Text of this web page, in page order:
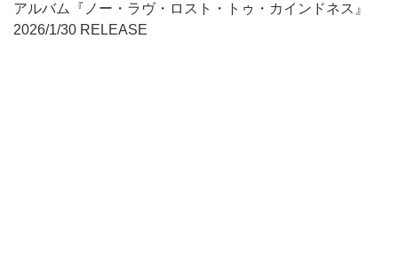
アルバム『ノー・ラヴ・ロスト・トゥ・カインドネス』
2026/1/30 RELEASE